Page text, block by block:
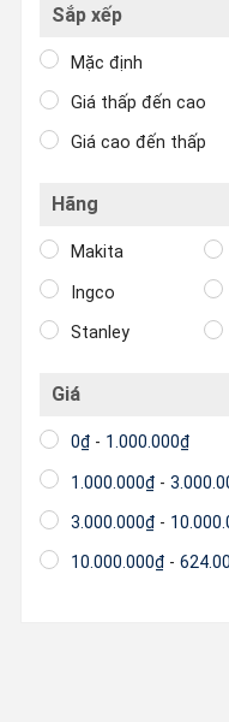
Sắp xếp
Mặc định
Giá thấp đến cao
Giá cao đến thấp
Hãng
Makita
Ingco
Stanley
Giá
0₫ - 1.000.000₫
1.000.000₫ -
3.000.000₫ -
10.000.000₫ -